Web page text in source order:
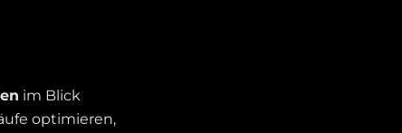
im Blick
optimieren,